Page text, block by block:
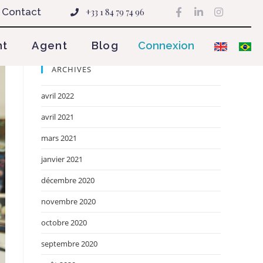
Contact +33 1 84 79 74 96
Agent Blog Connexion
ARCHIVES
avril 2022
avril 2021
mars 2021
janvier 2021
décembre 2020
novembre 2020
octobre 2020
septembre 2020